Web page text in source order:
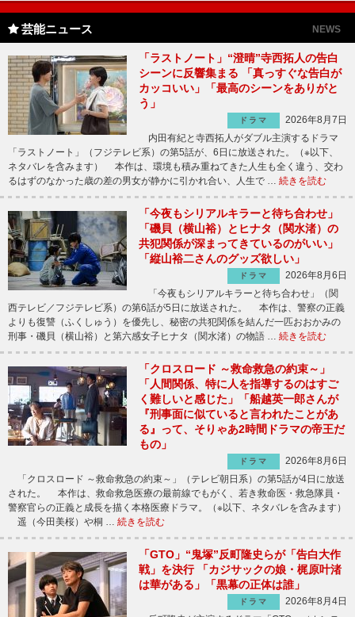
芸能ニュース NEWS
「ラストノート」“澄晴”寺西拓人の告白
シーンに反響集まる 「真っすぐな告白が
カッコいい」「最高のシーンをありがと
う」
ドラマ
2026年8月7日
内田有紀と寺西拓人がダブル主演するドラマ
「ラストノート」（フジテレビ系）の第5話が、6日に放送された。（※以下、
ネタバレを含みます） 本作は、環境も積み重ねてきた人生も全く違う、交わ
るはずのなかった歳の差の男女が静かに引かれ合い、人生で … 続きを読む
「今夜もシリアルキラーと待ち合わせ」
「磯貝（横山裕）とヒナタ（関水渚）の
共犯関係が深まってきているのがいい」
「縦山裕二さんのグッズ欲しい」
ドラマ
2026年8月6日
「今夜もシリアルキラーと待ち合わせ」（関
西テレビ／フジテレビ系）の第6話が5日に放送された。 本作は、警察の正義
よりも復讐（ふくしゅう）を優先し、秘密の共犯関係を結んだ一匹おおかみの
刑事・磯貝（横山裕）と第六感女子ヒナタ（関水渚）の物語 … 続きを読む
「クロスロード ～救命救急の約束～」
「人間関係、特に人を指導するのはすご
く難しいと感じた」「船越英一郎さんが
『刑事面に似ていると言われたことがあ
る』って、そりゃあ2時間ドラマの帝王だ
もの」
ドラマ
2026年8月6日
「クロスロード ～救命救急の約束～」（テレビ朝日系）の第5話が4日に放送
された。 本作は、救命救急医療の最前線でもがく、若き救命医・救急隊員・
警察官らの正義と成長を描く本格医療ドラマ。（※以下、ネタバレを含みます）
遥（今田美桜）や桐 … 続きを読む
「GTO」“鬼塚”反町隆史らが「告白大作
戦」を決行 「カジサックの娘・梶原叶渚
は華がある」「黒幕の正体は誰」
ドラマ
2026年8月4日